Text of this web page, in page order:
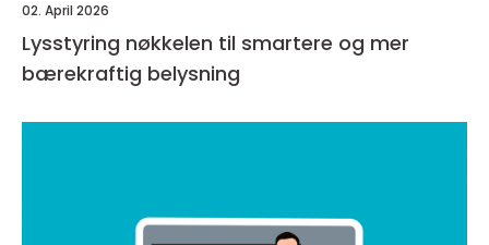
02. April 2026
Lysstyring nøkkelen til smartere og mer
bærekraftig belysning